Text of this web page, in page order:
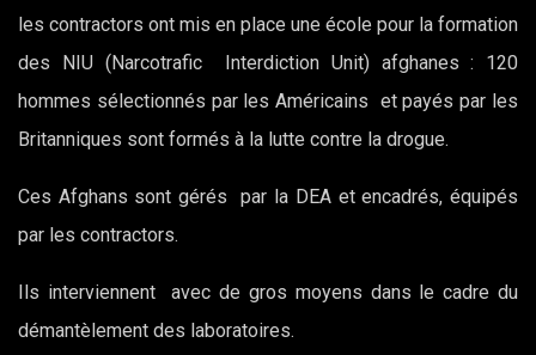
les contractors ont mis en place une école pour la formation
des NIU (Narcotrafic Interdiction Unit) afghanes : 120
hommes sélectionnés par les Américains et payés par les
Britanniques sont formés à la lutte contre la drogue.
Ces Afghans sont gérés par la DEA et encadrés, équipés
par les contractors.
Ils interviennent avec de gros moyens dans le cadre du
démantèlement des laboratoires.